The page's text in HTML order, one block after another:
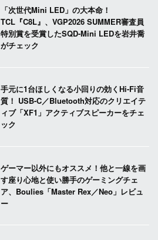
「次世代Mini LED」の大本命！
TCL『C8L』、VGP2026 SUMMER審査員
特別賞を受賞したSQD-Mini LEDを岩井喬
がチェック
手元に1台ほしくなる小回りの効くHi-Fi音
質！ USB-C／Bluetooth対応のクリエイテ
ィブ「XF1」アクティブスピーカーをチェ
ック
ゲーマー以外にもオススメ！他と一線を画
す座り心地と使い勝手のゲーミングチェ
ア、Boulies「Master Rex／Neo」レビュ
ー